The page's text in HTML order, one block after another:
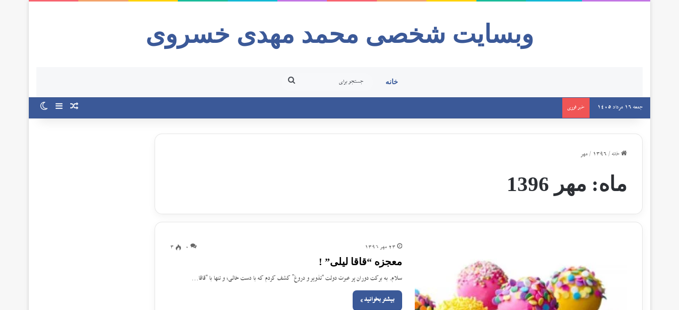
وبسایت شخصی محمد مهدی خسروی
خانه
جمعه 16 مرداد 1405 خبر فوری
خانه /
1396
/ مهر
ماه: مهر 1396
23 مهر 1396 0
3
معجزه “قاقا لی‎لی” !
سلام. به برکت دوران پر عبرت دولت “تذویر و دروغ” کشف کردم که با دست خالی؛ و تنها با “قاقا…
بیشتر بخوانید »